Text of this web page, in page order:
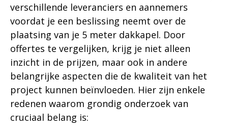
verschillende leveranciers en aannemers
voordat je een beslissing neemt over de
plaatsing van je 5 meter dakkapel. Door
offertes te vergelijken, krijg je niet alleen
inzicht in de prijzen, maar ook in andere
belangrijke aspecten die de kwaliteit van het
project kunnen beïnvloeden. Hier zijn enkele
redenen waarom grondig onderzoek van
cruciaal belang is: